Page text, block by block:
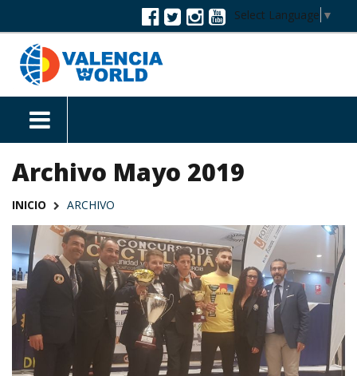
Select Language ▼
Archivo Mayo 2019
INICIO ARCHIVO